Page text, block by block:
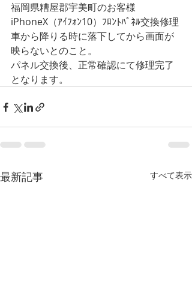
福岡県糟屋郡宇美町のお客様
iPhoneX（ｱｲﾌｫﾝ10）ﾌﾛﾝﾄﾊﾟﾈﾙ交換修理
車から降りる時に落下してから画面が
映らないとのこと。
パネル交換後、正常確認にて修理完了
となります。
最新記事 すべて表示